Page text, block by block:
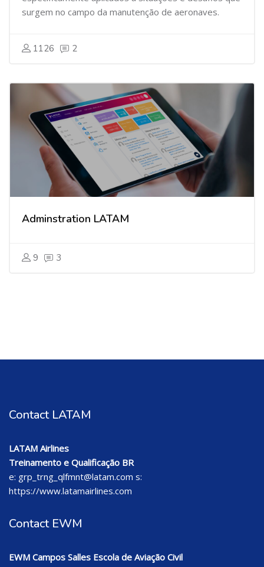
surgem no campo da manutenção de aeronaves.
1126 2
Adminstration LATAM
9 3
Contact LATAM
LATAM Airlines
Treinamento e Qualificação BR
e: grp_trng_qlfmnt@latam.com s:
https://www.latamairlines.com
Contact EWM
EWM Campos Salles Escola de Aviação Civil